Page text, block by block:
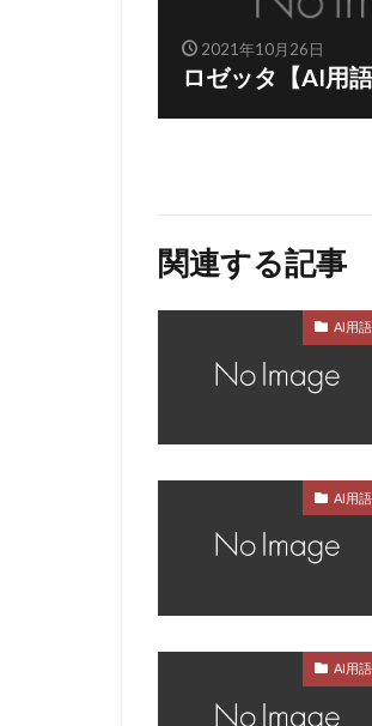
2021年10月26日
ロゼッタ【AI用語
関連する記事
AI用
AI用
AI用